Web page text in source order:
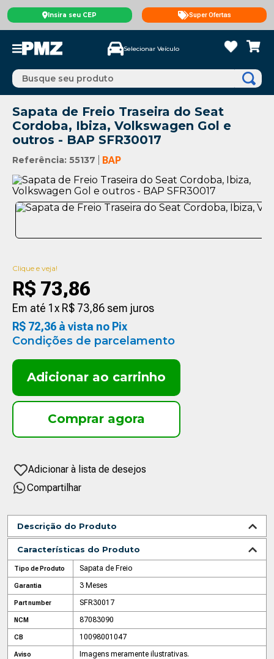
Insira seu CEP Super Ofertas
Selecionar Veículo
Busque seu produto
Sapata de Freio Traseira do Seat
Cordoba, Ibiza, Volkswagen Gol e
outros - BAP SFR30017
Referência: 55137 BAP
Clique e veja!
R$ 73,86
Em até 1 x R$ 73,86 sem juros
R$ 72,36 à vista no Pix
Condições de parcelamento
Adicionar ao carrinho
Compartilhar
Descrição do Produto
Características do Produto
Tipo de Produto Sapata de Freio
Garantia 3 Meses
Part number SFR30017
NCM 87083090
CB 10098001047
Aviso Imagens meramente ilustrativas.